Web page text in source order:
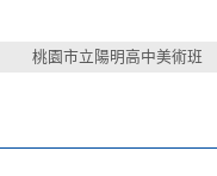
桃園市立陽明高中美術班